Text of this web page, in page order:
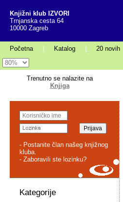
Knjižni klub IZVORI
Trnjanska cesta 64
10000 Zagreb
Početna Katalog 20 novih
Trenutno se nalazite na
Knjiga
- Postanite član našeg knjižnog
kluba.
- Zaboravili ste lozinku?
Kategorije